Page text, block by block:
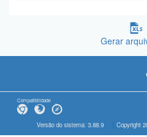
Gerar
Compatibilidade
Versão do sistema: 3.88.9 Copyright